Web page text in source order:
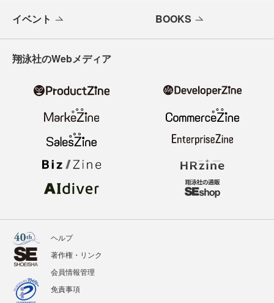
イベント BOOKS
翔泳社のWebメディア
ヘルプ
著作権・リンク
会員情報管理
免責事項